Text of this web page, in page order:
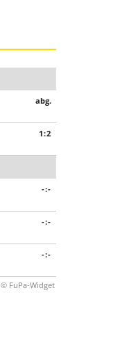
abg.
1:2
-:-
-:-
-:-
© FuPa-Widget